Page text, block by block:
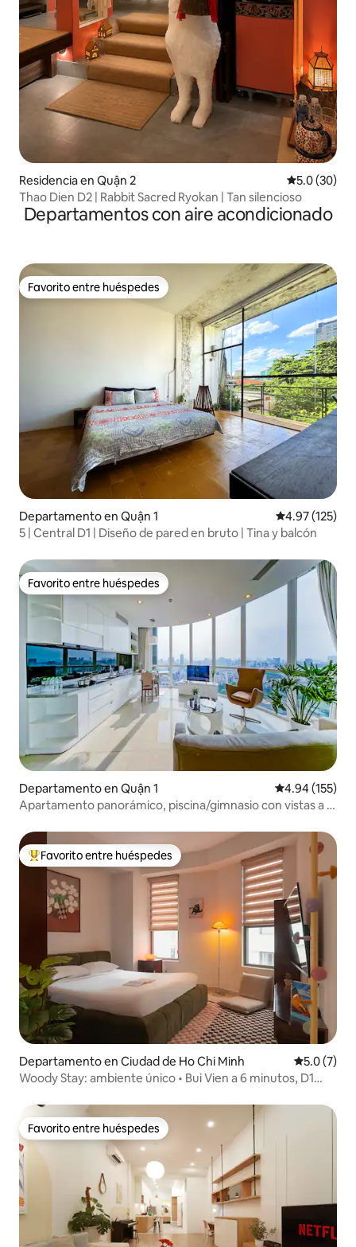
Residencia en Quận 2 Calificación
5.0 (30)
Thao Dien D2 | Rabbit Sacred Ryokan | Tan silencioso
Departamentos con aire acondicionado
Favorito entre huéspedes
Favorito entre huéspedes
Departamento en Quận 1 Calificación
4.97 (125)
5 | Central D1 | Diseño de pared en bruto | Tina y balcón
Favorito entre huéspedes
Favorito entre huéspedes
Departamento en Quận 1 Calificación
4.94 (155)
Apartamento panorámico, piscina/gimnasio con vistas a la
De los mejores en Favorito entre huéspedes
Favorito entre huéspedes
Departamento en Ciudad de Ho Chi Minh
5.0 (7)
Woody Stay: ambiente único • Bui Vien a 6 minutos, D1
Favorito entre huéspedes
Favorito entre huéspedes